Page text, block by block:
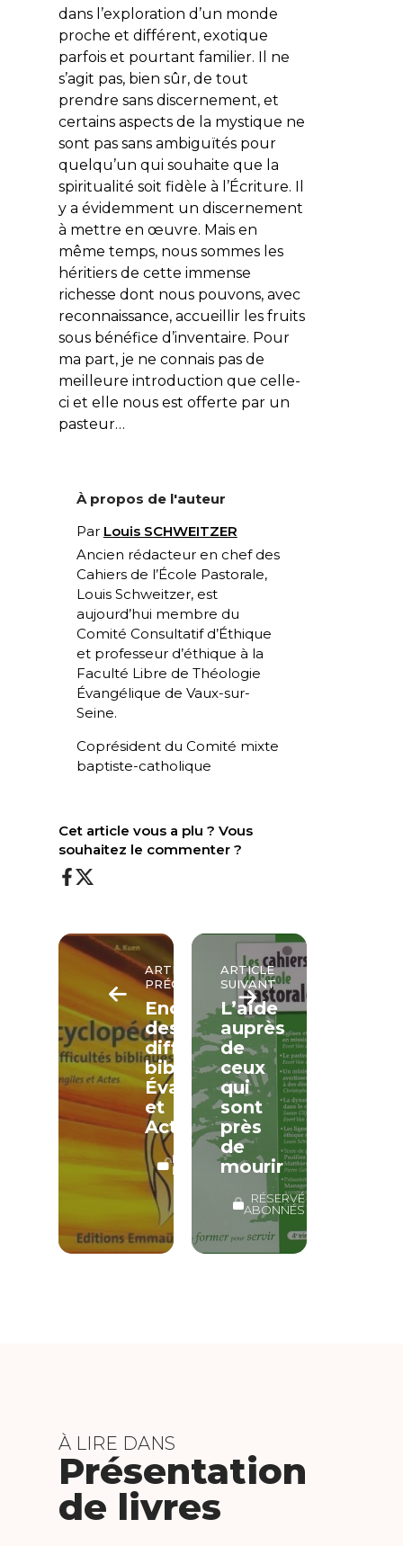
dans l’exploration d’un monde
proche et différent, exotique
parfois et pourtant familier. Il ne
s’agit pas, bien sûr, de tout
prendre sans discernement, et
certains aspects de la mystique ne
sont pas sans ambiguïtés pour
quelqu’un qui souhaite que la
spiritualité soit fidèle à l’Écriture. Il
y a évidemment un discernement
à mettre en œuvre. Mais en
même temps, nous sommes les
héritiers de cette immense
richesse dont nous pouvons, avec
reconnaissance, accueillir les fruits
sous bénéfice d’inventaire. Pour
ma part, je ne connais pas de
meilleure introduction que celle-
ci et elle nous est offerte par un
pasteur…
À propos de l'auteur
Par Louis SCHWEITZER
Ancien rédacteur en chef des
Cahiers de l’École Pastorale,
Louis Schweitzer, est
aujourd’hui membre du
Comité Consultatif d’Éthique
et professeur d’éthique à la
Faculté Libre de Théologie
Évangélique de Vaux-sur-
Seine.
Coprésident du Comité mixte
baptiste-catholique
Cet article vous a plu ? Vous
souhaitez le commenter ?
ARTICLE
PRÉCÉDENT
Encyclopédie
des
difficultés
bibliques,
Évangiles
et
Actes
LECTURE
LIBRE
ARTICLE
SUIVANT
L’aide
auprès
de
ceux
qui
sont
près
de
mourir
RÉSERVÉ
ABONNÉS
À LIRE DANS
Présentation
de livres